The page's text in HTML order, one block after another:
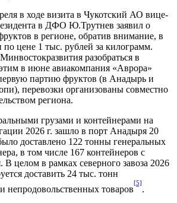
в ходе визита в Чукотский АО вице-
в ДФО Ю.Трутнев заявил о
в регионе, обратив внимание, в
по цене 1 тыс. рублей за килограмм.
разобраться в
в июне авиакомпания «Аврора»
партию фруктов (в Анадырь и
перевозки организованы совместно
региона.
грузами и контейнерами на
2026 г. зашло в порт Анадыря 20
доставлено 122 тонны генеральных
в том числе 167 контейнеров с
целом в рамках северного завоза 2026
доставить 24 тыс. тонн
непродовольственных товаров
[5]
.